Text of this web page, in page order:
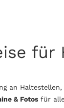
für
an Haltestellen,
& Fotos für